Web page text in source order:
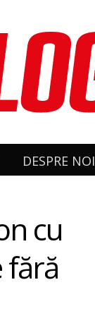
DESPRE NOI
cu
fără